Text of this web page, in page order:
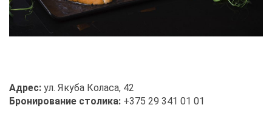
Ад­рес: ул. Яку­ба Ко­ла­са, 42
Бро­ни­ро­ва­ние сто­ли­ка: +375 29 341 01 01